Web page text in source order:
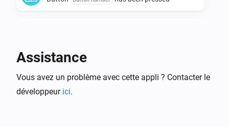
L'alarme mouvement s'est activée
Assistance
Vous avez un problème avec cette appli ? Contacter le
développeur ici.